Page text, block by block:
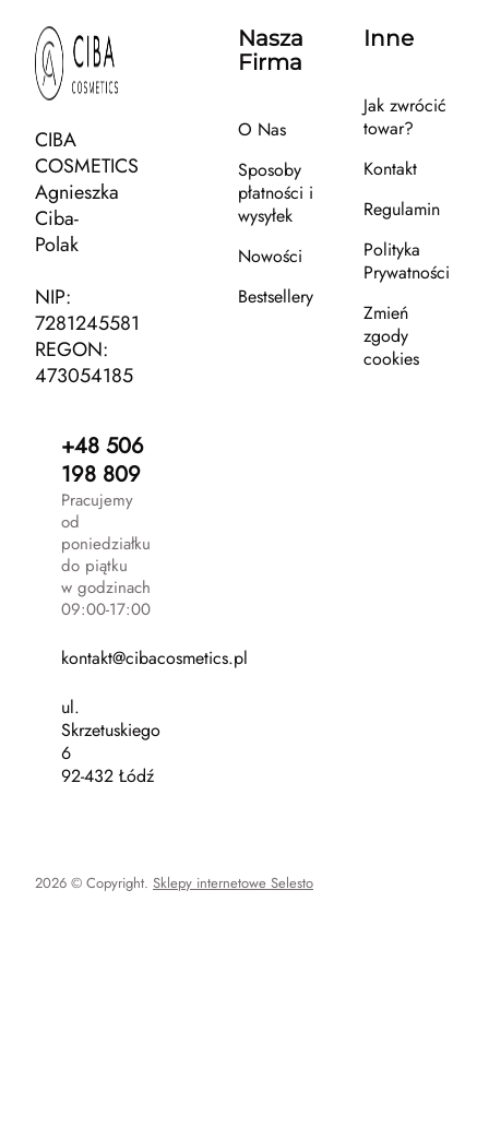
CIBA
COSMETICS
Agnieszka
Ciba-
Polak
NIP:
7281245581
REGON:
473054185
+48 506
198 809
Pracujemy
od
poniedziałku
do piątku
w godzinach
09:00-17:00
kontakt@cibacosmetics.pl
ul.
Skrzetuskiego
6
92-432 Łódź
Nasza
Firma
O Nas
Sposoby
płatności i
wysyłek
Nowości
Bestsellery
Inne
Jak zwrócić
towar?
Kontakt
Regulamin
Polityka
Prywatności
Zmień
zgody
cookies
2026 © Copyright. Sklepy internetowe Selesto